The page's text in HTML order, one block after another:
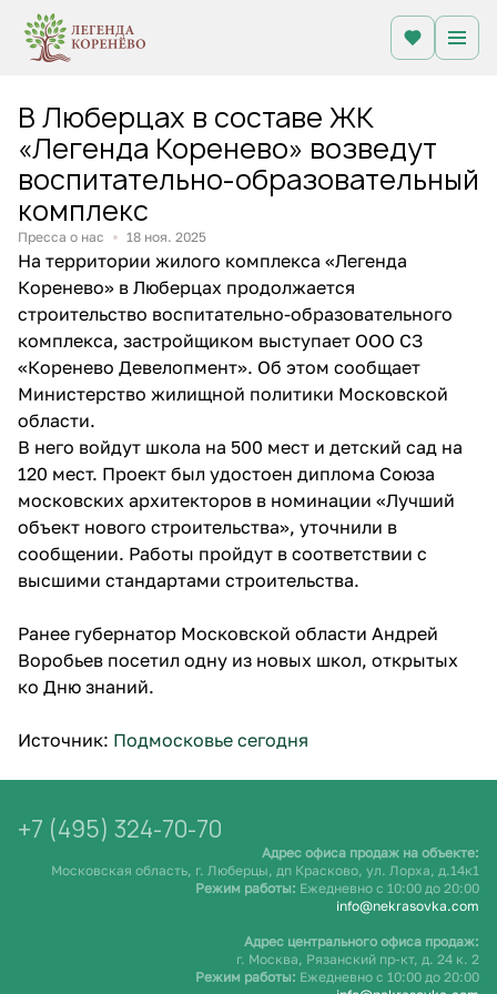
В Люберцах в составе ЖК
«Легенда Коренево» возведут
воспитательно-образовательный
комплекс
Пресса о нас 18 ноя. 2025
На территории жилого комплекса «Легенда
Коренево» в Люберцах продолжается
строительство воспитательно-образовательного
комплекса, застройщиком выступает ООО СЗ
«Коренево Девелопмент». Об этом сообщает
Министерство жилищной политики Московской
области.
В него войдут школа на 500 мест и детский сад на
120 мест. Проект был удостоен диплома Союза
московских архитекторов в номинации «Лучший
объект нового строительства», уточнили в
сообщении. Работы пройдут в соответствии с
высшими стандартами строительства.
Ранее губернатор Московской области Андрей
Воробьев посетил одну из новых школ, открытых
ко Дню знаний.
Источник: Подмосковье сегодня
+7 (495) 324-70-70
Адрес офиса продаж на объекте:
Московская область, г. Люберцы, дп Красково, ул. Лорха, д.14к1
Режим работы: Ежедневно c 10:00 до 20:00
info@nekrasovka.com
Адрес центрального офиса продаж:
г. Москва, Рязанский пр-кт, д. 24 к. 2
Режим работы: Ежедневно c 10:00 до 20:00